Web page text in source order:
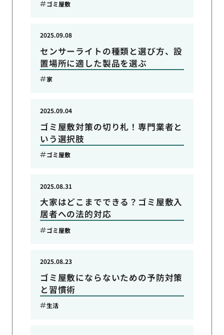
ゴミ屋敷
センサーライトの種類と選び方、設
置場所に適した製品を選ぶ
2025.09.08
家
ゴミ屋敷対策の切り札！専門業者と
いう選択肢
2025.09.04
ゴミ屋敷
大家はどこまでできる？ゴミ屋敷入
居者への法的対応
2025.08.31
ゴミ屋敷
ゴミ屋敷にならないための予防対策
と習慣術
2025.08.23
生活